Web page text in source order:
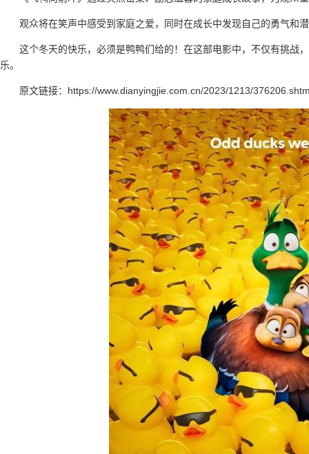
观众将在笑声中感受到家庭之爱，同时在成长中发现自己的勇气和
这个冬天的快乐，必须是鸭鸭们给的！在这部电影中，不仅有挑战
乐。
原文链接：https://www.dianyingjie.com.cn/2023/1213/